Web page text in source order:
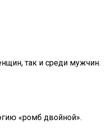
так и среди мужчин.
«ромб двойной».